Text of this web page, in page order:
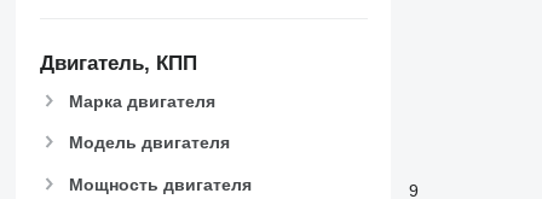
Двигатель, КПП
Марка двигателя
Модель двигателя
Мощность двигателя 9